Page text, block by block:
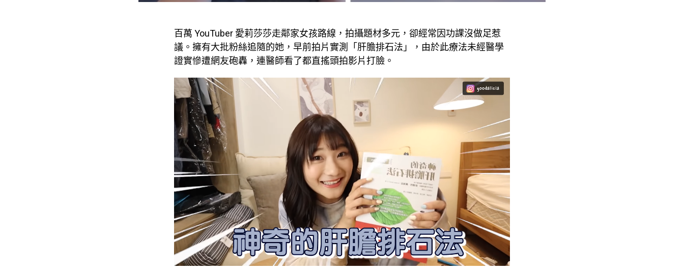
百萬 YouTuber 愛莉莎莎走鄰家女孩路線，拍攝題材多元，卻經常因功課沒做足惹
議。擁有大批粉絲追隨的她，早前拍片實測「肝膽排石法」，由於此療法未經醫學
證實慘遭網友砲轟，連醫師看了都直搖頭拍影片打臉。